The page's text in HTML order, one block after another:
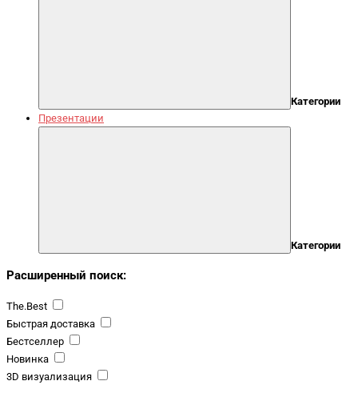
Категории
Презентации
Категории
Расширенный поиск:
The.Best
Быстрая доставка
Бестселлер
Новинка
3D визуализация